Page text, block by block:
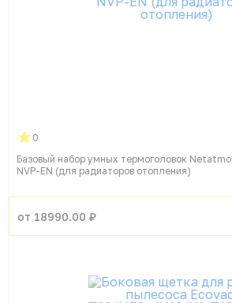
0
Базовый набор умных термоголовок Netatmo
NVP-EN (для радиаторов отопления)
от 18990.00 ₽